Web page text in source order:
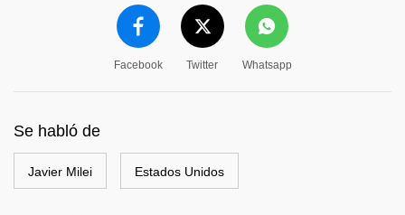
Facebook Twitter Whatsapp
Se habló de
Javier Milei Estados Unidos